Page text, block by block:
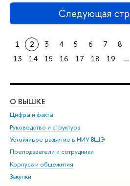
Следующая
1 2 3 4 5 6 7 8
13
14 15 16 17 18 19 ...
О ВЫШКЕ
Цифры и факты
Руководство и структура
Устойчивое развитие в НИУ ВШЭ
Преподаватели и сотрудники
Корпуса и общежития
Закупки